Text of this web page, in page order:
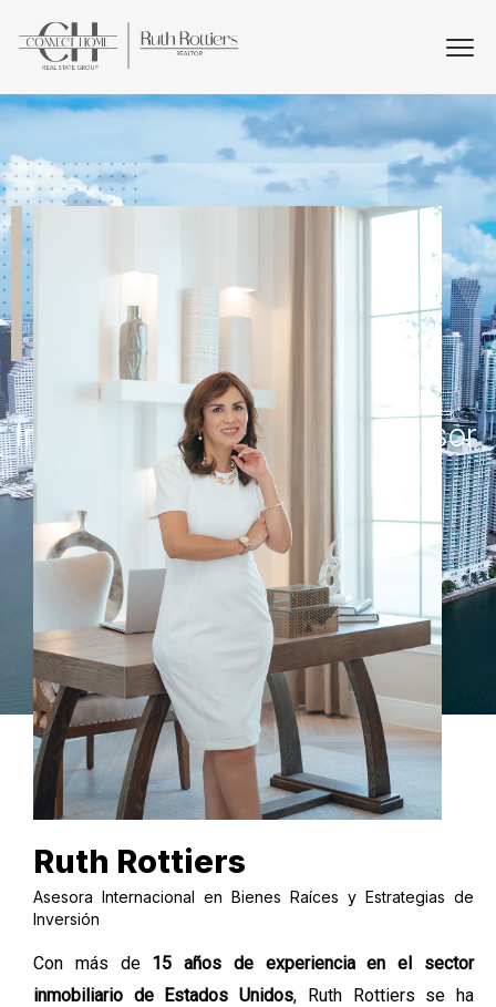
Ru h Ro t s
In al Real sor
PROPIEDADES
EN PRE-
CONSTRUCCIÓN
Ruth Rottiers
Asesora Internacional en Bienes Raíces y Estrategias de
Inversión
Con más de 15 años de experiencia en el sector
inmobiliario de Estados Unidos, Ruth Rottiers se ha